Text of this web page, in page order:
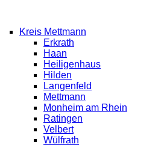
Kreis Mettmann
Erkrath
Haan
Heiligenhaus
Hilden
Langenfeld
Mettmann
Monheim am Rhein
Ratingen
Velbert
Wülfrath